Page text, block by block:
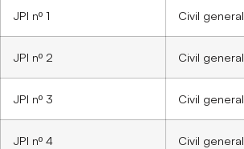
JPI nº 1 Civil general
JPI nº 2 Civil general
JPI nº 3 Civil general
JPI nº 4 Civil general